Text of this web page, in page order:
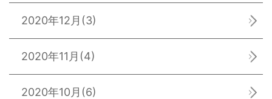
2020年12月 (3)
2020年11月 (4)
2020年10月 (6)